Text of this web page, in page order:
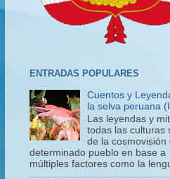
ENTRADAS POPULARES
Cuentos y
la selva peruana
Las leyendas y
todas las culturas
de la cosmovisión
determinado pueblo en base a
múltiples factores como la